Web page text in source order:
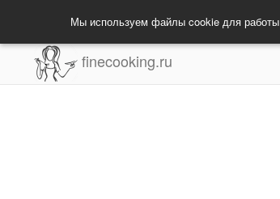
Мы используем файлы cookie для работы
finecooking.ru